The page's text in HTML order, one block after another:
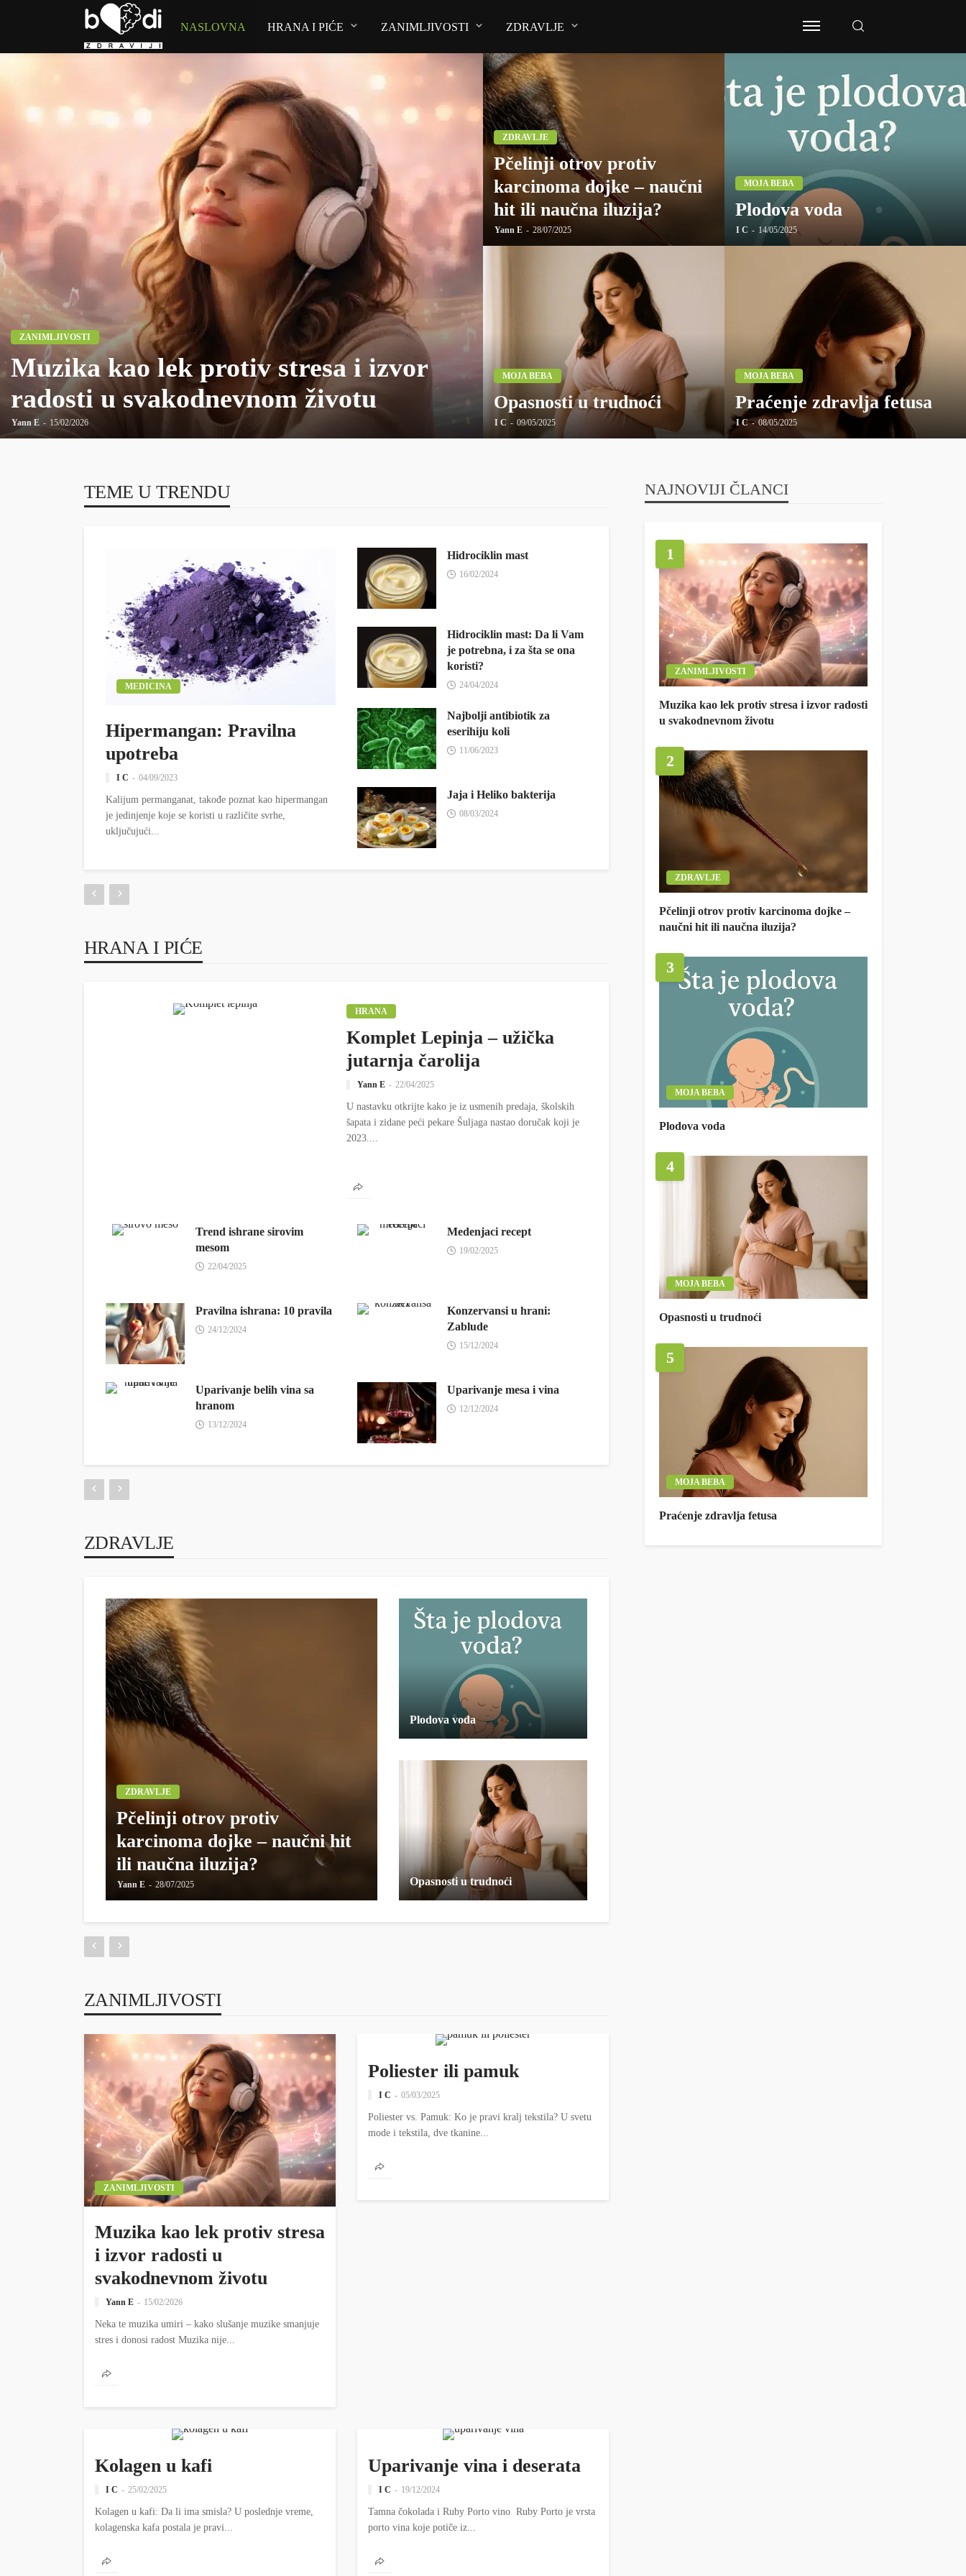
NASLOVNA HRANA I PIĆE ZANIMLJIVOSTI ZDRAVLJE
ZANIMLJIVOSTI
Muzika kao lek protiv stresa i izvor
radosti u svakodnevnom životu
Yann E 15/02/2026
ZDRAVLJE
Pčelinji otrov protiv
karcinoma dojke – naučni
hit ili naučna iluzija?
Yann E 28/07/2025
MOJA BEBA
Plodova voda
I C 14/05/2025
MOJA BEBA
Opasnosti u trudnoći
I C 09/05/2025
MOJA BEBA
Praćenje zdravlja fetusa
I C 08/05/2025
TEME U TRENDU
MEDICINA
Hipermangan: Pravilna
upotreba
I C 04/09/2023
Kalijum permanganat, takođe poznat kao hipermangan
je jedinjenje koje se koristi u različite svrhe,
uključujući...
Hidrociklin mast
16/02/2024
Hidrociklin mast: Da li Vam
je potrebna, i za šta se ona
koristi?
24/04/2024
Najbolji antibiotik za
eserihiju koli
11/06/2023
Jaja i Heliko bakterija
08/03/2024
HRANA I PIĆE
HRANA
Komplet Lepinja – užička
jutarnja čarolija
Yann E 22/04/2025
U nastavku otkrijte kako je iz usmenih predaja, školskih
šapata i zidane peći pekare Šuljaga nastao doručak koji je
2023....
Trend ishrane sirovim
mesom
22/04/2025
Medenjaci recept
19/02/2025
Pravilna ishrana: 10 pravila
24/12/2024
Konzervansi u hrani:
Zablude
15/12/2024
Uparivanje belih vina sa
hranom
13/12/2024
Uparivanje mesa i vina
12/12/2024
ZDRAVLJE
ZDRAVLJE
Pčelinji otrov protiv
karcinoma dojke – naučni hit
ili naučna iluzija?
Yann E 28/07/2025
Plodova voda
Opasnosti u trudnoći
ZANIMLJIVOSTI
ZANIMLJIVOSTI
Muzika kao lek protiv stresa
i izvor radosti u
svakodnevnom životu
Yann E 15/02/2026
Neka te muzika umiri – kako slušanje muzike smanjuje
stres i donosi radost Muzika nije...
Poliester ili pamuk
I C 05/03/2025
Poliester vs. Pamuk: Ko je pravi kralj tekstila? U svetu
mode i tekstila, dve tkanine...
Kolagen u kafi
I C 25/02/2025
Kolagen u kafi: Da li ima smisla? U poslednje vreme,
kolagenska kafa postala je pravi...
Uparivanje vina i deserata
I C 19/12/2024
Tamna čokolada i Ruby Porto vino Ruby Porto je vrsta
porto vina koje potiče iz...
NAJNOVIJI ČLANCI
1
ZANIMLJIVOSTI
Muzika kao lek protiv stresa i izvor radosti
u svakodnevnom životu
2
ZDRAVLJE
Pčelinji otrov protiv karcinoma dojke –
naučni hit ili naučna iluzija?
3
MOJA BEBA
Plodova voda
4
MOJA BEBA
Opasnosti u trudnoći
5
MOJA BEBA
Praćenje zdravlja fetusa